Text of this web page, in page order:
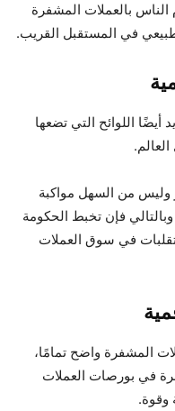
الناس بالعملات المشفرة
في المستقبل القريب.
أيضًا اللوائح التي تضعها
وليس من السهل مواكبة
فإن تخبط الحكومة
في سوق العملات
المشفرة واضح تمامًا،
في بورصات العملات
وقوة.